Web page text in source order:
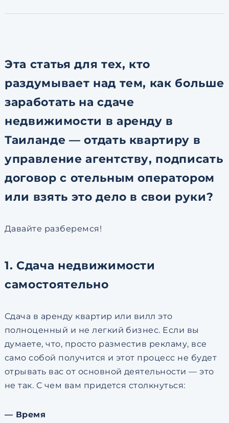
Эта статья для тех, кто
раздумывает над тем, как больше
заработать на сдаче
недвижимости в аренду в
Таиланде — отдать квартиру в
управление агентству, подписать
договор с отельным оператором
или взять это дело в свои руки?
Давайте разберемся!
1. Сдача недвижимости
самостоятельно
Сдача в аренду квартир или вилл это
полноценный и не легкий бизнес. Если вы
думаете, что, просто разместив рекламу, все
само собой получится и этот процесс не будет
отрывать вас от основной деятельности — это
не так. С чем вам придется столкнуться:
— Время